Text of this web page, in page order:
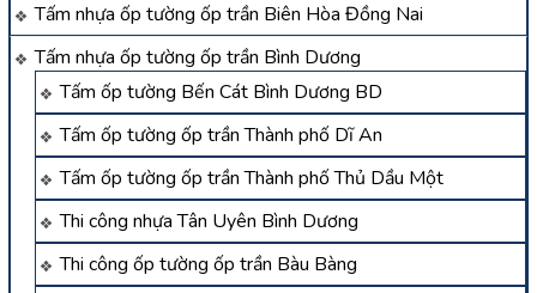
Tấm nhựa ốp tường ốp trần Biên Hòa Đồng Nai
Tấm nhựa ốp tường ốp trần Bình Dương
Tấm ốp tường Bến Cát Bình Dương BD
Tấm ốp tường ốp trần Thành phố Dĩ An
Tấm ốp tường ốp trần Thành phố Thủ Dầu Một
Thi công nhựa Tân Uyên Bình Dương
Thi công ốp tường ốp trần Bàu Bàng